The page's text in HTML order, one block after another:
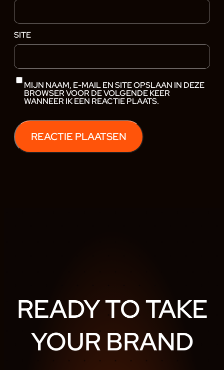
SITE
MIJN NAAM, E-MAIL EN SITE OPSLAAN IN DEZE
BROWSER VOOR DE VOLGENDE KEER
WANNEER IK EEN REACTIE PLAATS.
READY TO TAKE
YOUR BRAND